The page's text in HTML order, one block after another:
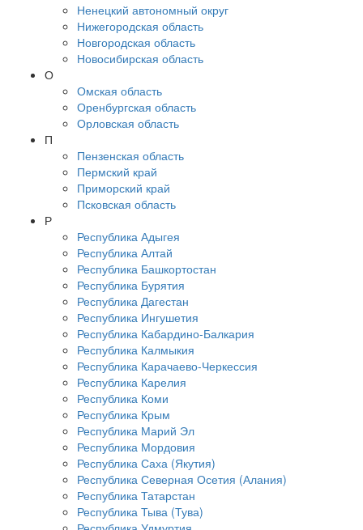
Ненецкий автономный округ
Нижегородская область
Новгородская область
Новосибирская область
О
Омская область
Оренбургская область
Орловская область
П
Пензенская область
Пермский край
Приморский край
Псковская область
Р
Республика Адыгея
Республика Алтай
Республика Башкортостан
Республика Бурятия
Республика Дагестан
Республика Ингушетия
Республика Кабардино-Балкария
Республика Калмыкия
Республика Карачаево-Черкессия
Республика Карелия
Республика Коми
Республика Крым
Республика Марий Эл
Республика Мордовия
Республика Саха (Якутия)
Республика Северная Осетия (Алания)
Республика Татарстан
Республика Тыва (Тува)